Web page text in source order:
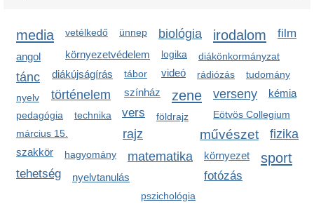
media vetélkedő ünnep biológia irodalom
környezetvédelem logika diákönkormányzat
angol
videó
diákújságírás rádiózás
tábor tudomány
színház
tánc
zene verseny
történelem kémia
Eötvös Collegium
pedagógia
film
vers
technika földrajz
művészet
rajz
március 15.
szakkör hagyomány matematika környezet
tehetség
sport
fizika
nyelvtanulás
nyelv
fotózás
pszichológia